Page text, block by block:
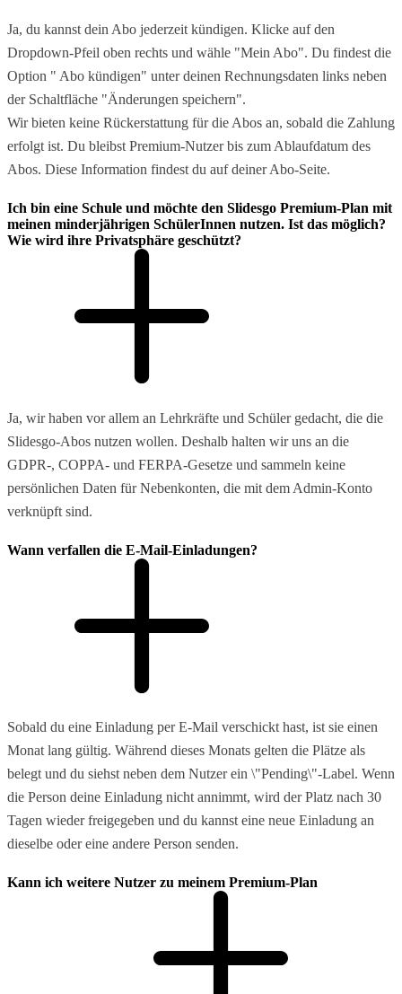
Ja, du kannst dein Abo jederzeit kündigen. Klicke auf den
Dropdown-Pfeil oben rechts und wähle "Mein Abo". Du findest die
Option " Abo kündigen" unter deinen Rechnungsdaten links neben
der Schaltfläche "Änderungen speichern".
Wir bieten keine Rückerstattung für die Abos an, sobald die Zahlung
erfolgt ist. Du bleibst Premium-Nutzer bis zum Ablaufdatum des
Abos. Diese Information findest du auf deiner Abo-Seite.
Ich bin eine Schule und möchte den Slidesgo Premium-Plan mit
meinen minderjährigen SchülerInnen nutzen. Ist das möglich?
Wie wird ihre Privatsphäre geschützt?
Ja, wir haben vor allem an Lehrkräfte und Schüler gedacht, die die
Slidesgo-Abos nutzen wollen. Deshalb halten wir uns an die
GDPR-, COPPA- und FERPA-Gesetze und sammeln keine
persönlichen Daten für Nebenkonten, die mit dem Admin-Konto
verknüpft sind.
Wann verfallen die E-Mail-Einladungen?
Sobald du eine Einladung per E-Mail verschickt hast, ist sie einen
Monat lang gültig. Während dieses Monats gelten die Plätze als
belegt und du siehst neben dem Nutzer ein \"Pending\"-Label. Wenn
die Person deine Einladung nicht annimmt, wird der Platz nach 30
Tagen wieder freigegeben und du kannst eine neue Einladung an
dieselbe oder eine andere Person senden.
Kann ich weitere Nutzer zu meinem Premium-Plan